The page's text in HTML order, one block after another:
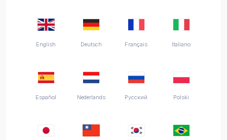
English Deutsch Français Italiano
Español Nederlands Русский Polski